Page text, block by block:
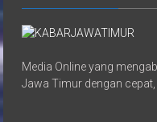
Media Online yang
Jawa Timur dengan